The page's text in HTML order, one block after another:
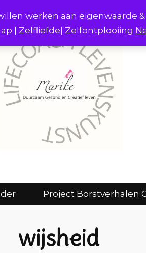
werken aan eigenwaarde
| Zelfliefde| Zelfontplooiing
Project Borstverhalen
en coaching
wijsheid